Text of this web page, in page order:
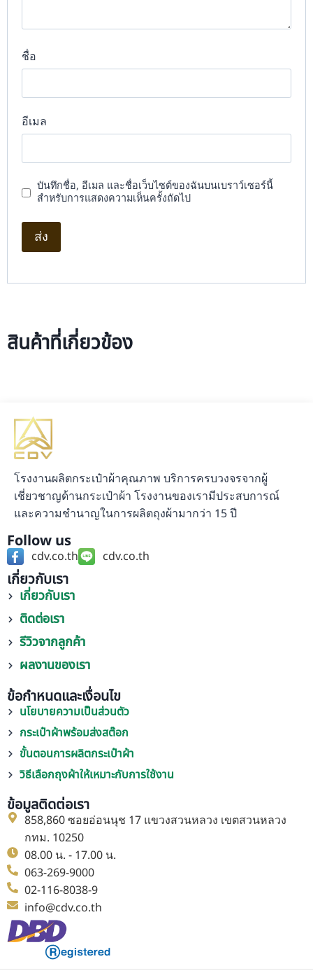
ชื่อ
อีเมล
บันทึกชื่อ, อีเมล และชื่อเว็บไซต์ของฉันบนเบราว์เซอร์นี้
สำหรับการแสดงความเห็นครั้งถัดไป
สินค้าที่เกี่ยวข้อง
โรงงานผลิตกระเป๋าผ้าคุณภาพ บริการครบวงจรจากผู้
เชี่ยวชาญด้านกระเป๋าผ้า โรงงานของเรามีประสบการณ์
และความชำนาญในการผลิตถุงผ้ามากว่า 15 ปี
Follow us
cdv.co.th cdv.co.th
เกี่ยวกับเรา
เกี่ยวกับเรา
ติดต่อเรา
รีวิวจากลูกค้า
ผลงานของเรา
ข้อกำหนดและเงื่อนไข
นโยบายความเป็นส่วนตัว
กระเป๋าผ้าพร้อมส่งสต๊อก
ขั้นตอนการผลิตกระเป๋าผ้า
วิธีเลือกถุงผ้าให้เหมาะกับการใช้งาน
ข้อมูลติดต่อเรา
858,860 ซอยอ่อนนุช 17 แขวงสวนหลวง เขตสวนหลวง
กทม. 10250
08.00 น. - 17.00 น.
063-269-9000
02-116-8038-9
info@cdv.co.th